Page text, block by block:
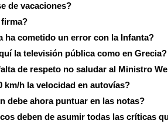
de vacaciones?
firma?
ha cometido un error con la Infanta?
la televisión pública como en Grecia?
de respeto no saludar al Ministro
km/h la velocidad en autovías?
debe ahora puntuar en las notas?
deben de asumir todas las críticas